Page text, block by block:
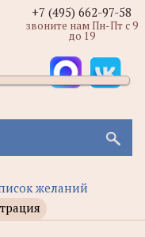
желаний
+7 (495) 662-97-58
звоните нам Пн-Пт с 9
до 19